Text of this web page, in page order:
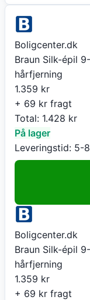
Boligcenter.dk
Braun Silk-épil
hårfjerning
1.359 kr
+ 69 kr fragt
Total: 1.428 kr
På lager
Leveringstid: 5-
Boligcenter.dk
Braun Silk-épil
hårfjerning
1.359 kr
+ 69 kr fragt